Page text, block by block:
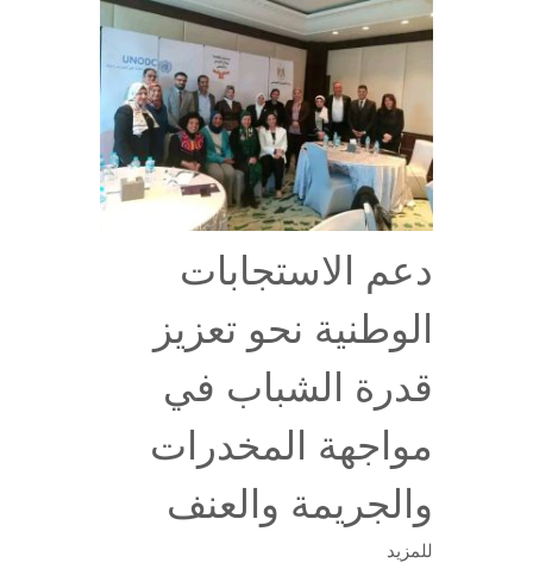
دعم الاستجابات
الوطنية نحو تعزيز
قدرة الشباب في
مواجهة المخدرات
والجريمة والعنف
للمزيد